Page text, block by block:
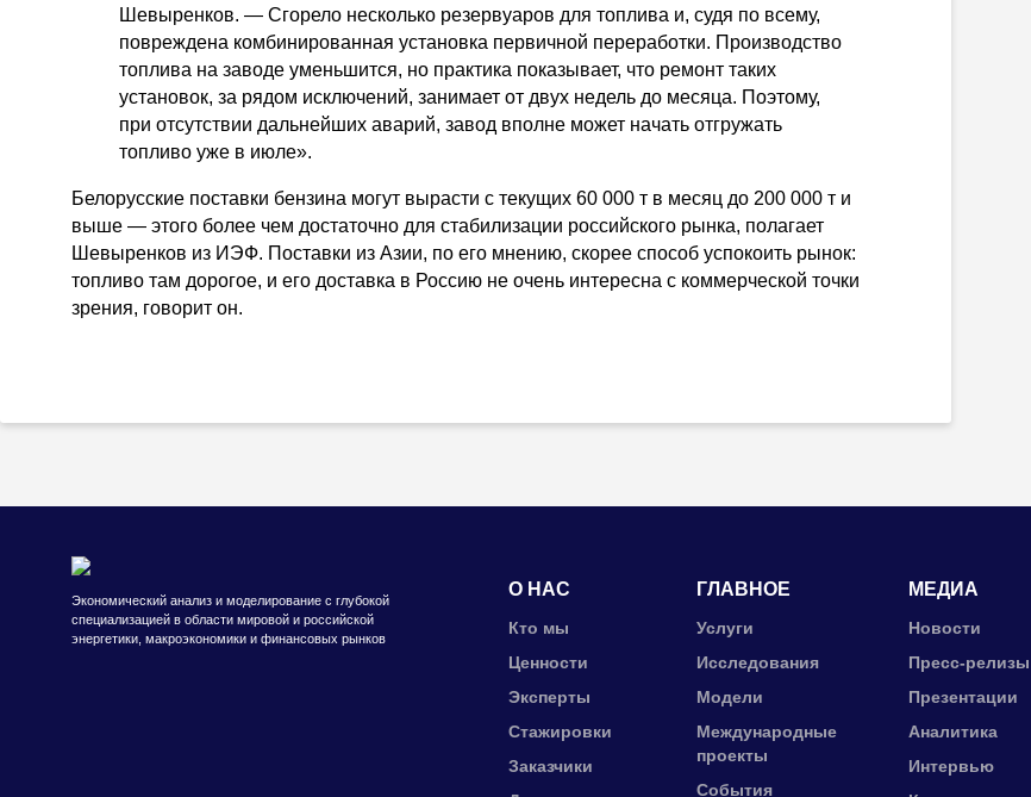
Шевыренков. — Сгорело несколько резервуаров для топлива и, судя по всему,
повреждена комбинированная установка первичной переработки. Производство
топлива на заводе уменьшится, но практика показывает, что ремонт таких
установок, за рядом исключений, занимает от двух недель до месяца. Поэтому,
при отсутствии дальнейших аварий, завод вполне может начать отгружать
топливо уже в июле».
Белорусские поставки бензина могут вырасти с текущих 60 000 т в месяц до 200 000 т и
выше — этого более чем достаточно для стабилизации российского рынка, полагает
Шевыренков из ИЭФ. Поставки из Азии, по его мнению, скорее способ успокоить рынок:
топливо там дорогое, и его доставка в Россию не очень интересна с коммерческой точки
зрения, говорит он.
Экономический анализ и моделирование с глубокой
специализацией в области мировой и российской
энергетики, макроэкономики и финансовых рынков
О НАС
Кто мы
Ценности
Эксперты
Стажировки
Заказчики
ГЛАВНОЕ
Услуги
Исследования
Модели
Международные
проекты
События
МЕДИА
Новости
Пресс-релизы
Презентации
Аналитика
Интервью